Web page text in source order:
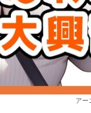
アー